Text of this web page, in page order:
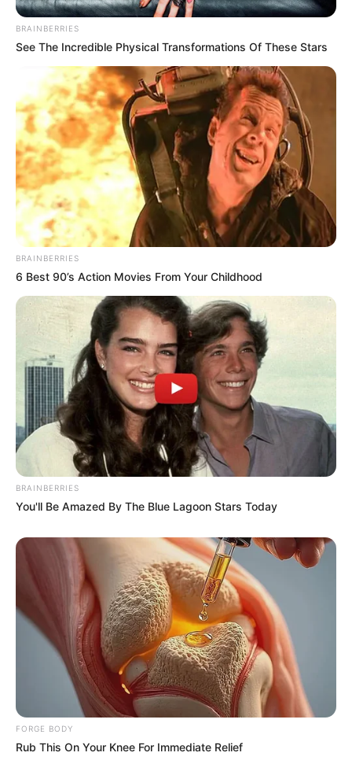
Unforgettable Awkward Moments From The Olympics
BRAINBERRIES
What Happened To Laura San Giacomo? She's Still
Stunning Today!
BRAINBERRIES
Take A Look At Demi Moore's Most Iconic And
Provocative Roles
BRAINBERRIES
Where Are They Now? 9 Ex-Actors Found
Unexpected Career Paths
BRAINBERRIES
See The Incredible Physical Transformations Of These Stars
BRAINBERRIES
6 Best 90’s Action Movies From Your Childhood
BRAINBERRIES
You'll Be Amazed By The Blue Lagoon Stars Today
FORGE BODY
Rub This On Your Knee For Immediate Relief